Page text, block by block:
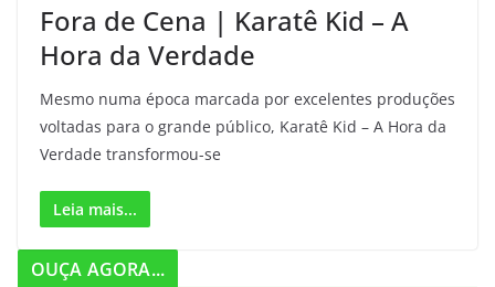
Fora de Cena | Karatê Kid – A
Hora da Verdade
Mesmo numa época marcada por excelentes produções
voltadas para o grande público, Karatê Kid – A Hora da
Verdade transformou-se
Leia mais...
OUÇA AGORA...